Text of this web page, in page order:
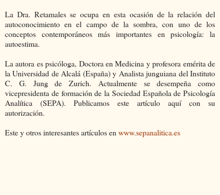
La Dra. Retamales se ocupa en esta ocasión de la relación del
autoconocimiento en el campo de la sombra, con uno de los
conceptos contemporáneos más importantes en psicología: la
autoestima.
La autora es psicóloga, Doctora en Medicina y profesora emérita de
la Universidad de Alcalá (España) y Analista junguiana del Instituto
C. G. Jung de Zurich. Actualmente se desempeña como
vicepresidenta de formación de la Sociedad Española de Psicología
Analítica (SEPA). Publicamos este artículo aquí con su
autorización.
Este y otros interesantes artículos en www.sepanalitica.es